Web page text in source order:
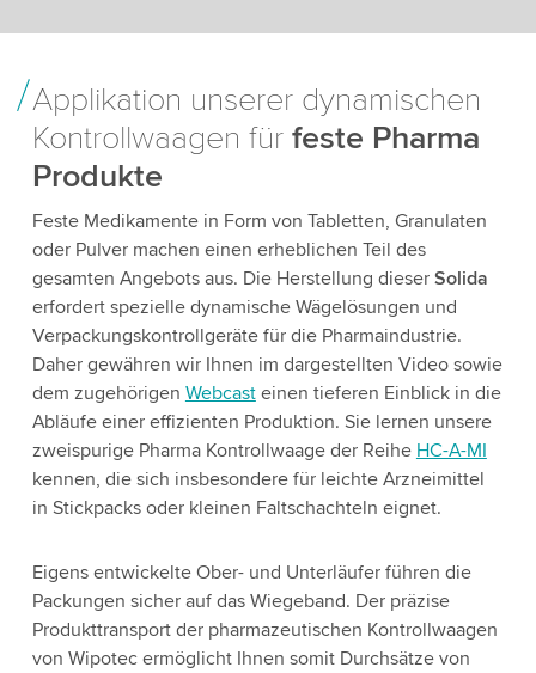
Applikation unserer dynamischen
Kontrollwaagen für feste Pharma
Produkte
Feste Medikamente in Form von Tabletten, Granulaten
oder Pulver machen einen erheblichen Teil des
gesamten Angebots aus. Die Herstellung dieser Solida
erfordert spezielle dynamische Wägelösungen und
Verpackungskontrollgeräte für die Pharmaindustrie.
Daher gewähren wir Ihnen im dargestellten Video sowie
dem zugehörigen Webcasteinen tieferen Einblick in die
Abläufe einer effizienten Produktion. Sie lernen unsere
zweispurige Pharma Kontrollwaage der Reihe HC-A-MI
kennen, die sich insbesondere für leichte Arzneimittel
in Stickpacks oder kleinen Faltschachteln eignet.
Eigens entwickelte Ober- und Unterläufer führen die
Packungen sicher auf das Wiegeband. Der präzise
Produkttransport der pharmazeutischen Kontrollwaagen
von Wipotec ermöglicht Ihnen somit Durchsätze von